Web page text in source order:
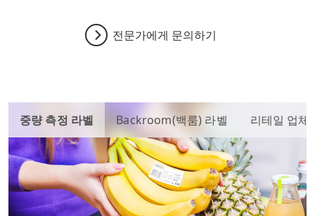
전문가에게 문의하기
중량 측정 라벨 Backroom(백룸) 라벨 리테일 업체